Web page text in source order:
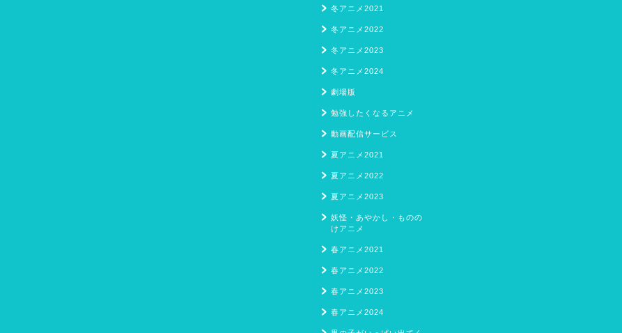
冬アニメ2021
冬アニメ2022
冬アニメ2023
冬アニメ2024
劇場版
勉強したくなるアニメ
動画配信サービス
夏アニメ2021
夏アニメ2022
夏アニメ2023
妖怪・あやかし・ものの
けアニメ
春アニメ2021
春アニメ2022
春アニメ2023
春アニメ2024